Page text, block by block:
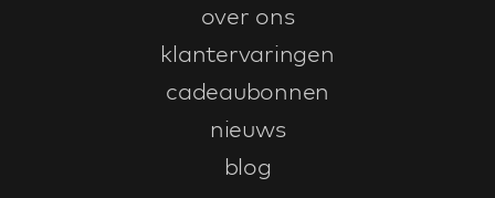
over ons
klantervaringen
cadeaubonnen
nieuws
blog